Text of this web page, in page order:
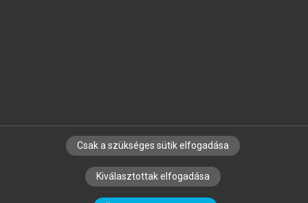
SZERZŐKNEK CÉGEKNEK KÖNYVTÁROSOKNAK
SZERKESZTÉSI ÉS LEKTORÁLÁSI ALAPELVEK
Csak a szükséges sütik elfogadása
Kiválasztottak elfogadása